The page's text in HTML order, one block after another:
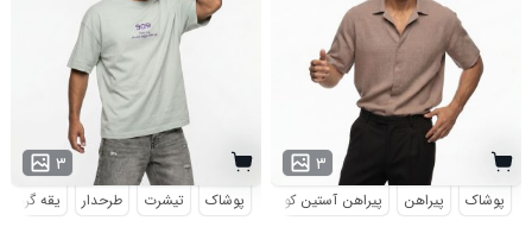
۳
پوشاک تیشرت طرحدار یقه گرد
۳
پوشاک پیراهن پیراهن آستین کوتاه